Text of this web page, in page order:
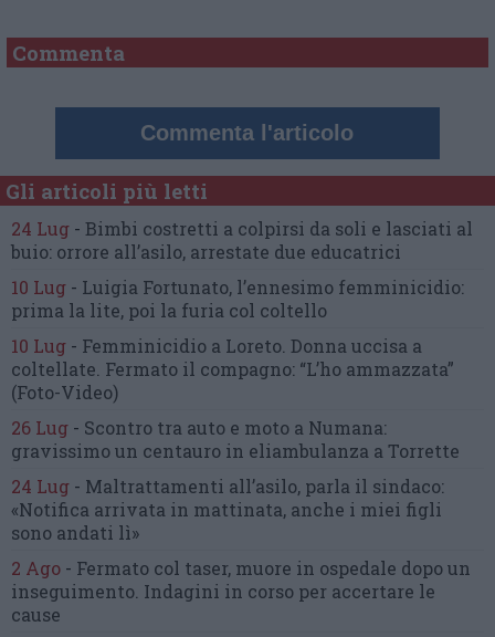
Commenta
Commenta l'articolo
Gli articoli più letti
24 Lug - Bimbi costretti a colpirsi da soli e lasciati al
buio: orrore all’asilo, arrestate due educatrici
10 Lug - Luigia Fortunato, l’ennesimo femminicidio:
prima la lite, poi la furia col coltello
10 Lug - Femminicidio a Loreto. Donna uccisa a
coltellate. Fermato il compagno: “L’ho ammazzata”
(Foto-Video)
26 Lug - Scontro tra auto e moto a Numana:
gravissimo un centauro in eliambulanza a Torrette
24 Lug - Maltrattamenti all’asilo, parla il sindaco:
«Notifica arrivata in mattinata, anche i miei figli
sono andati lì»
2 Ago - Fermato col taser, muore in ospedale dopo un
inseguimento. Indagini in corso per accertare le
cause